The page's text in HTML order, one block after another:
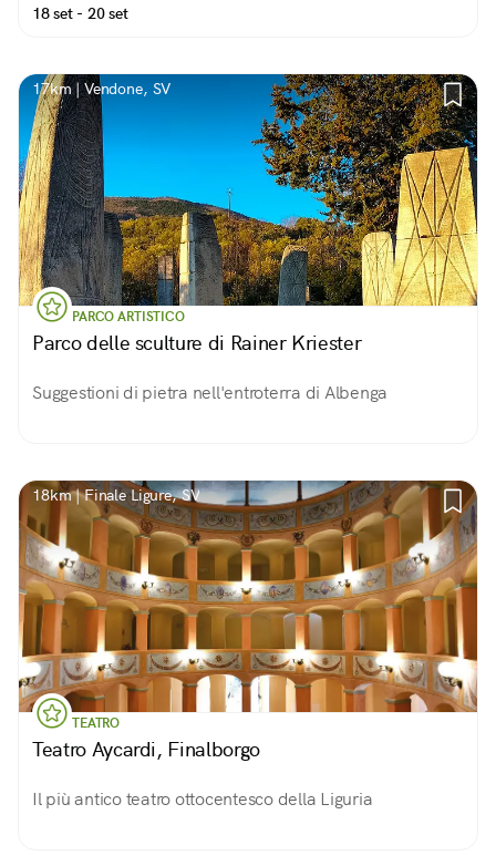
18 set - 20 set
17km | Vendone, SV
PARCO ARTISTICO
Parco delle sculture di Rainer Kriester
Suggestioni di pietra nell'entroterra di Albenga
18km | Finale Ligure, SV
TEATRO
Teatro Aycardi, Finalborgo
Il più antico teatro ottocentesco della Liguria